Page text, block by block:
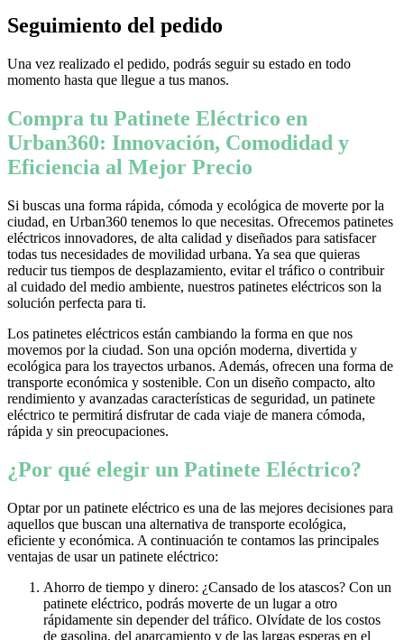
Seguimiento del pedido
Una vez realizado el pedido, podrás seguir su estado en todo
momento hasta que llegue a tus manos.
Compra tu Patinete Eléctrico en
Urban360: Innovación, Comodidad y
Eficiencia al Mejor Precio
Si buscas una forma rápida, cómoda y ecológica de moverte por la
ciudad, en Urban360 tenemos lo que necesitas. Ofrecemos patinetes
eléctricos innovadores, de alta calidad y diseñados para satisfacer
todas tus necesidades de movilidad urbana. Ya sea que quieras
reducir tus tiempos de desplazamiento, evitar el tráfico o contribuir
al cuidado del medio ambiente, nuestros patinetes eléctricos son la
solución perfecta para ti.
Los patinetes eléctricos están cambiando la forma en que nos
movemos por la ciudad. Son una opción moderna, divertida y
ecológica para los trayectos urbanos. Además, ofrecen una forma de
transporte económica y sostenible. Con un diseño compacto, alto
rendimiento y avanzadas características de seguridad, un patinete
eléctrico te permitirá disfrutar de cada viaje de manera cómoda,
rápida y sin preocupaciones.
¿Por qué elegir un Patinete Eléctrico?
Optar por un patinete eléctrico es una de las mejores decisiones para
aquellos que buscan una alternativa de transporte ecológica,
eficiente y económica. A continuación te contamos las principales
ventajas de usar un patinete eléctrico:
Ahorro de tiempo y dinero: ¿Cansado de los atascos? Con un
patinete eléctrico, podrás moverte de un lugar a otro
rápidamente sin depender del tráfico. Olvídate de los costos
de gasolina, del aparcamiento y de las largas esperas en el